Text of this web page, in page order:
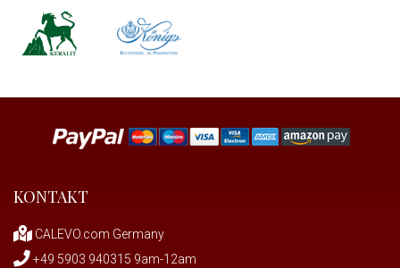
KONTAKT
CALEVO.com Germany
+49 5903 940315 9am-12am